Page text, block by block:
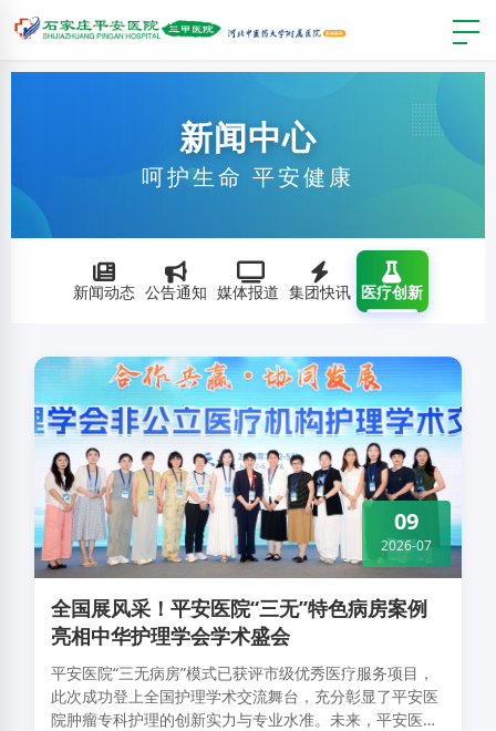
新闻中心
呵护生命 平安健康
新闻动态 公告通知 媒体报道 集团快讯 医疗创新
全国展风采！平安医院“三无”特色病房案例
亮相中华护理学会学术盛会
平安医院“三无病房”模式已获评市级优秀医疗服务项目，
此次成功登上全国护理学术交流舞台，充分彰显了平安医
院肿瘤专科护理的创新实力与专业水准。未来，平安医院
09
2026-07